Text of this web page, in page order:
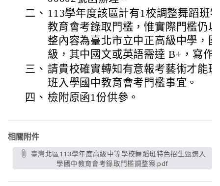
二、 113學年度該區計有1校調整舞蹈班
教育會考錄取門檻，惟實際門檻仍
整內容為臺北市立中正高級中學，
級，其中國文或英語需達 B+，寫作
三、 請貴校確實轉知有意報考藝術才能
班入學國中教育會考門檻事宜。
四、 檢附原函1份供參。
相關附件
學國中教育會考錄取門檻調整案.pdf